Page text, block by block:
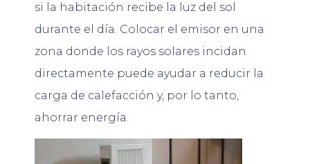
si la habitación recibe la luz del sol
durante el día. Colocar el emisor en una
zona donde los rayos solares incidan
directamente puede ayudar a reducir la
carga de calefacción y, por lo tanto,
ahorrar energía.